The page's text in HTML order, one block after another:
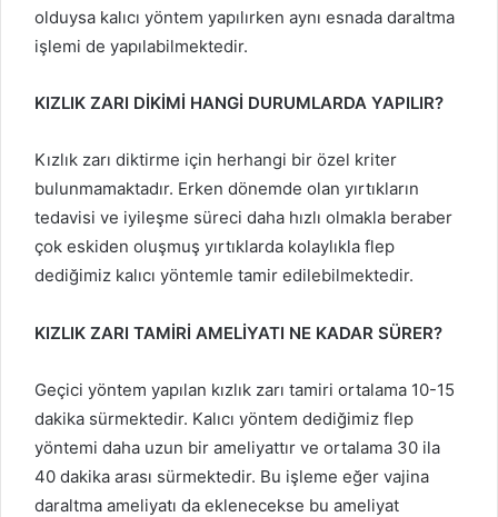
olduysa kalıcı yöntem yapılırken aynı esnada daraltma
işlemi de yapılabilmektedir.
KIZLIK ZARI DİKİMİ HANGİ DURUMLARDA YAPILIR?
Kızlık zarı diktirme için herhangi bir özel kriter
bulunmamaktadır. Erken dönemde olan yırtıkların
tedavisi ve iyileşme süreci daha hızlı olmakla beraber
çok eskiden oluşmuş yırtıklarda kolaylıkla flep
dediğimiz kalıcı yöntemle tamir edilebilmektedir.
KIZLIK ZARI TAMİRİ AMELİYATI NE KADAR SÜRER?
Geçici yöntem yapılan kızlık zarı tamiri ortalama 10-15
dakika sürmektedir. Kalıcı yöntem dediğimiz flep
yöntemi daha uzun bir ameliyattır ve ortalama 30 ila
40 dakika arası sürmektedir. Bu işleme eğer vajina
daraltma ameliyatı da eklenecekse bu ameliyat